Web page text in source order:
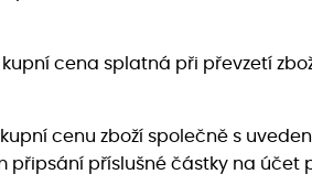
cena splatná při převzetí
cenu zboží společně s
připsání příslušné částky na účet